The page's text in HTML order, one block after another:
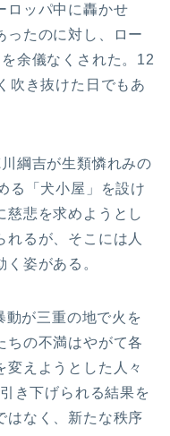
ロッパ中に轟かせ
ったのに対し、ロー
余儀なくされた。12
吹き抜けた日でもあ
綱吉が生類憐れみの
る「犬小屋」を設け
慈悲を求めようとし
れるが、そこには人
姿がある。
が三重の地で火を
ちの不満はやがて各
変えようとした人々
き下げられる結果を
はなく、新たな秩序